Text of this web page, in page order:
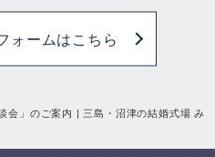
会」のご案内 | 三島・沼津の結婚式場 み
ォームはこちら